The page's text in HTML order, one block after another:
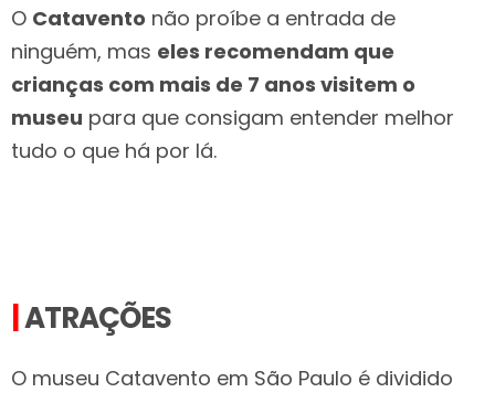
O Catavento não proíbe a entrada de
ninguém, mas eles recomendam que
crianças com mais de 7 anos visitem o
museu para que consigam entender melhor
tudo o que há por lá.
ATRAÇÕES
O museu Catavento em São Paulo é dividido